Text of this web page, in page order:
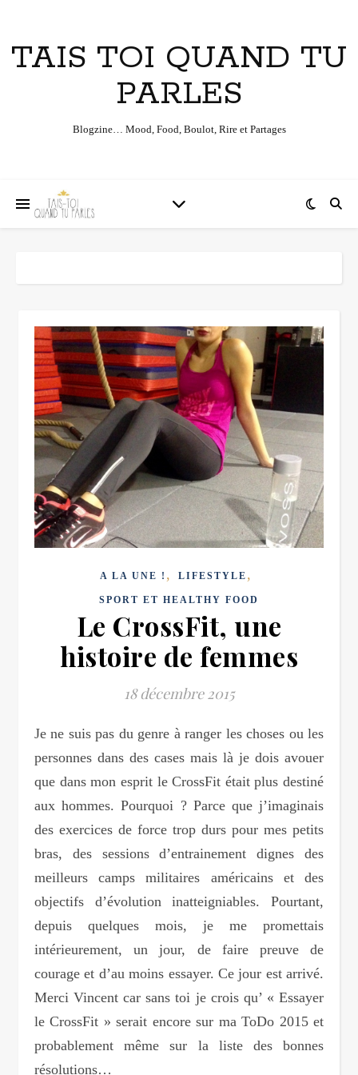
TAIS TOI QUAND TU
PARLES
Blogzine… Mood, Food, Boulot, Rire et Partages
A LA UNE ! , LIFESTYLE ,
SPORT ET HEALTHY FOOD
Le CrossFit, une
histoire de femmes
18 décembre 2015
Je ne suis pas du genre à ranger les choses ou les
personnes dans des cases mais là je dois avouer
que dans mon esprit le CrossFit était plus destiné
aux hommes. Pourquoi ? Parce que j’imaginais
des exercices de force trop durs pour mes petits
bras, des sessions d’entrainement dignes des
meilleurs camps militaires américains et des
objectifs d’évolution inatteigniables. Pourtant,
depuis quelques mois, je me promettais
intérieurement, un jour, de faire preuve de
courage et d’au moins essayer. Ce jour est arrivé.
Merci Vincent car sans toi je crois qu’ « Essayer
le CrossFit » serait encore sur ma ToDo 2015 et
probablement même sur la liste des bonnes
résolutions…